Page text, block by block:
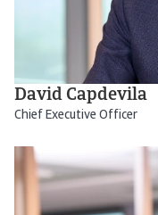
David Capdevila
Chief Executive Officer